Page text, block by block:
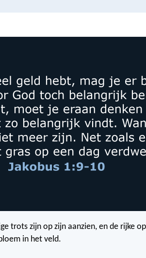
trots zijn op zijn aanzien, en de rijke
in het veld.